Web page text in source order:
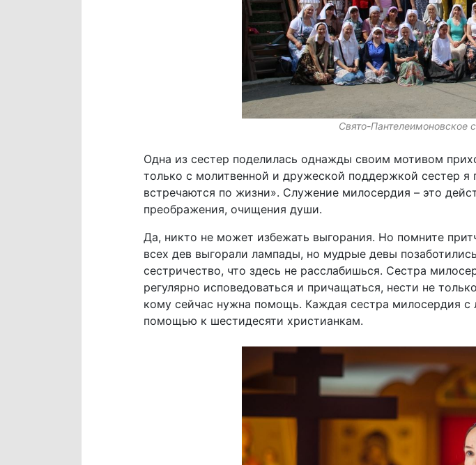
Свято-Пантелеимоновское
Одна из сестер поделилась однажды своим мотивом
только с молитвенной и дружеской поддержкой сестер
встречаются по жизни». Служение милосердия – это
преображения, очищения души.
Да, никто не может избежать выгорания. Но помните
всех дев выгорали лампады, но мудрые девы
сестричество, что здесь не расслабишься. Сестра
регулярно исповедоваться и причащаться, нести не
кому сейчас нужна помощь. Каждая сестра милосердия
помощью к шестидесяти христианкам.